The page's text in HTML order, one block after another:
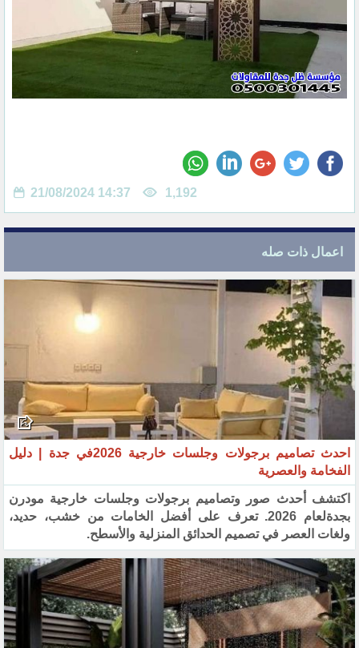
21/08/2024 14:37 1,192
اعمال ذات صله
احدث تصاميم برجولات وجلسات خارجية 2026في جدة | دليل
الفخامة والعصرية
اكتشف أحدث صور وتصاميم برجولات وجلسات خارجية مودرن
بجدةلعام 2026. تعرف على أفضل الخامات من خشب، حديد،
ولغات العصر في تصميم الحدائق المنزلية والأسطح.